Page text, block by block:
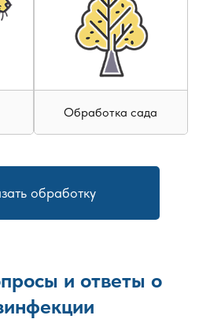
Обработка сада
обработку
и ответы о